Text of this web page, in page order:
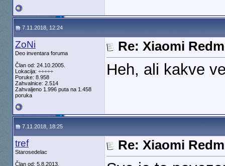
7.11.2018, 12:24
ZoNi
Deo inventara foruma
Član od: 24.10.2005.
Lokacija: ÷÷÷÷÷
Poruke: 8.958
Zahvalnice: 2.514
Zahvaljeno 1.996 puta na 1.458
poruka
Re: Xiaomi
Heh, ali kakve
7.11.2018, 18:25
tref
Starosedelac
Član od: 5.8.2013.
Re: Xiaomi